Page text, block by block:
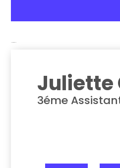
Juliette
3éme